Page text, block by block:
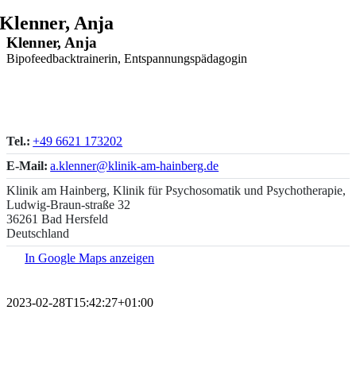
Klenner, Anja
Klenner, Anja
Bipofeedbacktrainerin, Entspannungspädagogin
Tel.: +49 6621 173202
E-Mail: a.klenner@klinik-am-hainberg.de
Klinik am Hainberg, Klinik für Psychosomatik und Psychotherapie,
Ludwig-Braun-straße 32
36261 Bad Hersfeld
Deutschland
In Google Maps anzeigen
2023-02-28T15:42:27+01:00